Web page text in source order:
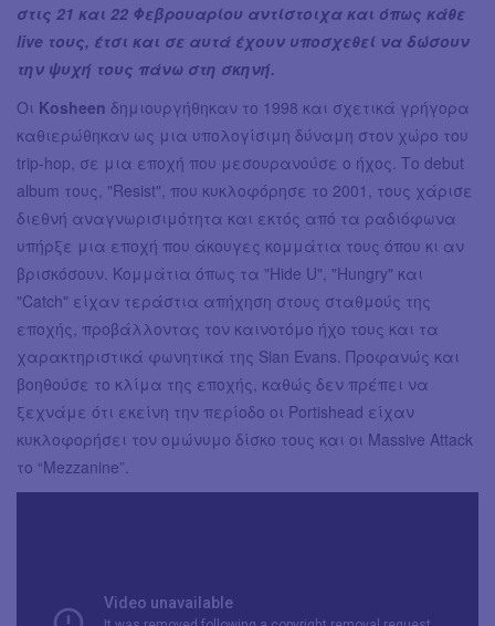
στις 21 και 22 Φεβρουαρίου αντίστοιχα και όπως κάθε
live τους, έτσι και σε αυτά έχουν υποσχεθεί να δώσουν
την ψυχή τους πάνω στη σκηνή.
Οι Kosheen δημιουργήθηκαν το 1998 και σχετικά γρήγορα
καθιερώθηκαν ως μια υπολογίσιμη δύναμη στον χώρο του
trip-hop, σε μια εποχή που μεσουρανούσε ο ήχος. Το debut
album τους, "Resist", που κυκλοφόρησε το 2001, τους χάρισε
διεθνή αναγνωρισιμότητα και εκτός από τα ραδιόφωνα
υπήρξε μια εποχή που άκουγες κομμάτια τους όπου κι αν
βρισκόσουν. Κομμάτια όπως τα "Hide U", "Hungry" και
"Catch" είχαν τεράστια απήχηση στους σταθμούς της
εποχής, προβάλλοντας τον καινοτόμο ήχο τους και τα
χαρακτηριστικά φωνητικά της Sian Evans. Προφανώς και
βοηθούσε το κλίμα της εποχής, καθώς δεν πρέπει να
ξεχνάμε ότι εκείνη την περίοδο οι Portishead είχαν
κυκλοφορήσει τον ομώνυμο δίσκο τους και οι Massive Attack
το “Mezzanine”.